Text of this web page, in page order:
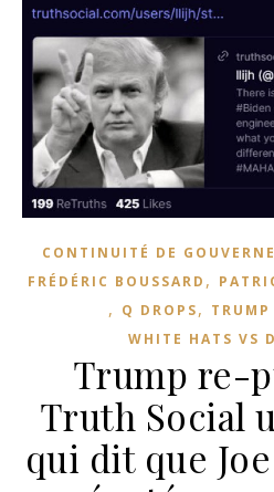
CONTINUITÉ DE
FRÉDÉRIC BOUSSARD ,
, Q DROPS,
WHITE HATS VS
Trump re-
Truth Social
qui dit que